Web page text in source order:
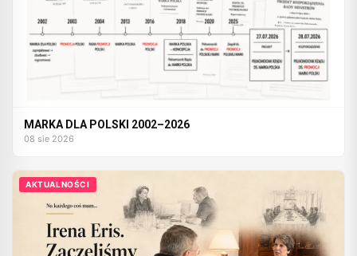
MARKA DLA POLSKI 2002–2026
08 sie 2026
AKTUALNOŚCI